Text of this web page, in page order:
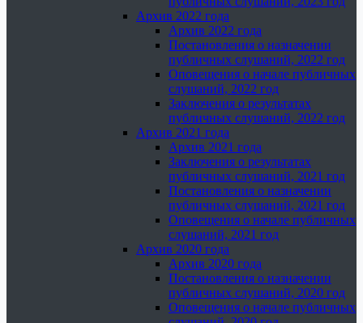
Архив 2022 года
Архив 2022 года
Постановления о назначении
публичных слушаний, 2022 год
Оповещения о начале публичных
слушаний, 2022 год
Заключения о результатах
публичных слушаний, 2022 год
Архив 2021 года
Архив 2021 года
Заключения о результатах
публичных слушаний, 2021 год
Постановления о назначении
публичных слушаний, 2021 год
Оповещения о начале публичных
слушаний, 2021 год
Архив 2020 года
Архив 2020 года
Постановления о назначении
публичных слушаний, 2020 год
Оповещения о начале публичных